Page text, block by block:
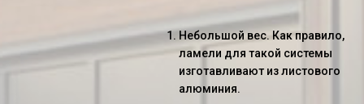
Небольшой вес. Как правило,
ламели для такой системы
изготавливают из листового
алюминия.